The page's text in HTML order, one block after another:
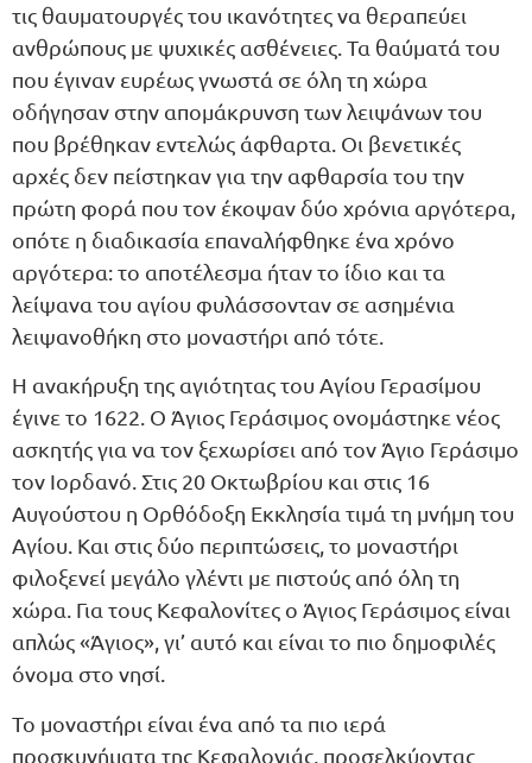
τις θαυματουργές του ικανότητες να θεραπεύει
ανθρώπους με ψυχικές ασθένειες. Τα θαύματά του
που έγιναν ευρέως γνωστά σε όλη τη χώρα
οδήγησαν στην απομάκρυνση των λειψάνων του
που βρέθηκαν εντελώς άφθαρτα. Οι βενετικές
αρχές δεν πείστηκαν για την αφθαρσία του την
πρώτη φορά που τον έκοψαν δύο χρόνια αργότερα,
οπότε η διαδικασία επαναλήφθηκε ένα χρόνο
αργότερα: το αποτέλεσμα ήταν το ίδιο και τα
λείψανα του αγίου φυλάσσονταν σε ασημένια
λειψανοθήκη στο μοναστήρι από τότε.
Η ανακήρυξη της αγιότητας του Αγίου Γερασίμου
έγινε το 1622. Ο Άγιος Γεράσιμος ονομάστηκε νέος
ασκητής για να τον ξεχωρίσει από τον Άγιο Γεράσιμο
τον Ιορδανό. Στις 20 Οκτωβρίου και στις 16
Αυγούστου η Ορθόδοξη Εκκλησία τιμά τη μνήμη του
Αγίου. Και στις δύο περιπτώσεις, το μοναστήρι
φιλοξενεί μεγάλο γλέντι με πιστούς από όλη τη
χώρα. Για τους Κεφαλονίτες ο Άγιος Γεράσιμος είναι
απλώς «Άγιος», γι’ αυτό και είναι το πιο δημοφιλές
όνομα στο νησί.
Το μοναστήρι είναι ένα από τα πιο ιερά
προσκυνήματα της Κεφαλονιάς, προσελκύοντας